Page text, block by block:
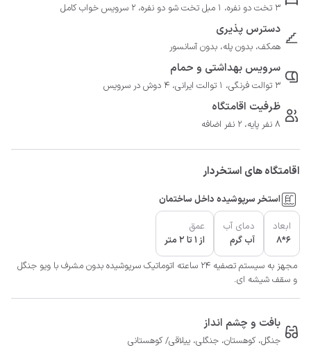
3 تخت دو نفره، 1 مبل تخت شو دو نفره، 2 سرویس خواب کامل
دسترس پذیری
همکف، بدون پله، بدون آسانسور
سرویس بهداشتی و حمام
3 توالت فرنگی، 1 توالت ایرانی، 4 دوش در سرویس
ظرفیت اقامتگاه
8 نفر پایه، 2 نفر اضافه
اقامتگاه های استخردار
استخر سرپوشیده داخل ساختمان
ابعاد
6*8
دمای آب
آب گرم
عمق
از 1 تا 2 متر
مجهز به سیستم تصفیه ۲۴ ساعته اتوماتیک سرپوشيده بدون مشرف با ويو جنگل
و سقف شيشه اي.
بافت و چشم انداز
جنگل، کوهستان، جنگلی، ییلاقی/ کوهستانی